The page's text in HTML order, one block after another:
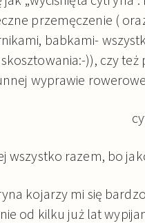
przemęczenie (
babkami-
)), czy
wyprawie
wszystko razem, bo
kojarzy mi się
od kilku już lat